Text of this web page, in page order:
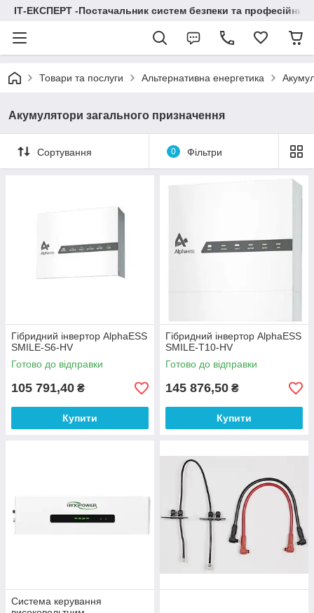
ІТ-ЕКСПЕРТ -Постачальник систем безпеки та професійних
Товари та послуги Альтернативна енергетика
Акумулятори загального призначення
Сортування 0 Фільтри
Гібридний інвертор AlphaESS
SMILE-S6-HV
Готово до відправки
105 791,40 ₴
Купити
Гібридний інвертор AlphaESS
SMILE-T10-HV
Готово до відправки
145 876,50 ₴
Купити
Система керування